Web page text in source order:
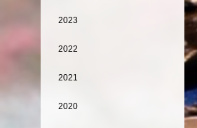
2023
2022
2021
2020